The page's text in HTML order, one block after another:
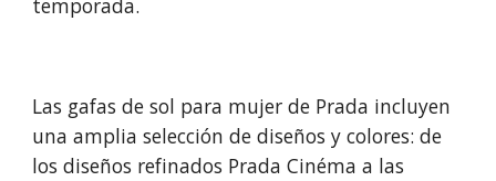
temporada.
Las gafas de sol para mujer de Prada incluyen
una amplia selección de diseños y colores: de
los diseños refinados Prada Cinéma a las